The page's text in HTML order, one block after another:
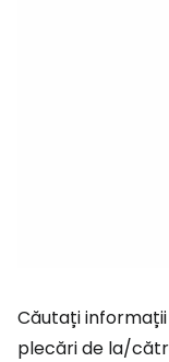
Căutați
plecări de la/